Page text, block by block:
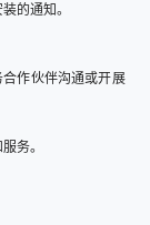
的通知。
作伙伴沟通或开展
务。